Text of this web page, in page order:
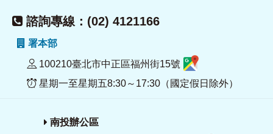
諮詢專線：(02) 4121166
署本部
100210臺北市中正區福州街15號
星期一至星期五8:30～17:30（國定假日除外）
南投辦公區